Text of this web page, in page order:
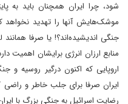
شود، چرا ایران همچنان باید به
موشک‌هایش آنها را تهدید نخواهد
جنگی اندیشیده‌اند؟! یا صرفا
منابع ارزان انرژی برایشان اهمیت
اروپایی که اکنون درگیر روسیه
ایران صرفا برای جلب خاطر و راضی
رضایت اسرائیل به جنگی بزرگ با